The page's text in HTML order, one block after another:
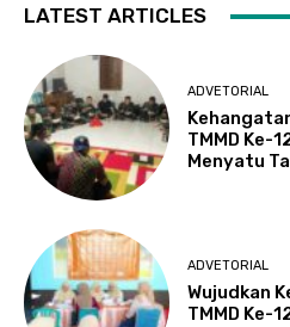
LATEST ARTICLES
ADVETORIAL
TMMD Ke-
Menyatu
ADVETORIAL
Wujudkan
TMMD Ke-